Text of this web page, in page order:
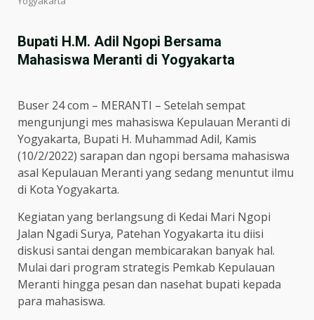
Bupati H.M. Adil Ngopi Bersama
Mahasiswa Meranti di Yogyakarta
Buser 24 com – MERANTI – Setelah sempat
mengunjungi mes mahasiswa Kepulauan Meranti di
Yogyakarta, Bupati H. Muhammad Adil, Kamis
(10/2/2022) sarapan dan ngopi bersama mahasiswa
asal Kepulauan Meranti yang sedang menuntut ilmu
di Kota Yogyakarta.
Kegiatan yang berlangsung di Kedai Mari Ngopi
Jalan Ngadi Surya, Patehan Yogyakarta itu diisi
diskusi santai dengan membicarakan banyak hal.
Mulai dari program strategis Pemkab Kepulauan
Meranti hingga pesan dan nasehat bupati kepada
para mahasiswa.